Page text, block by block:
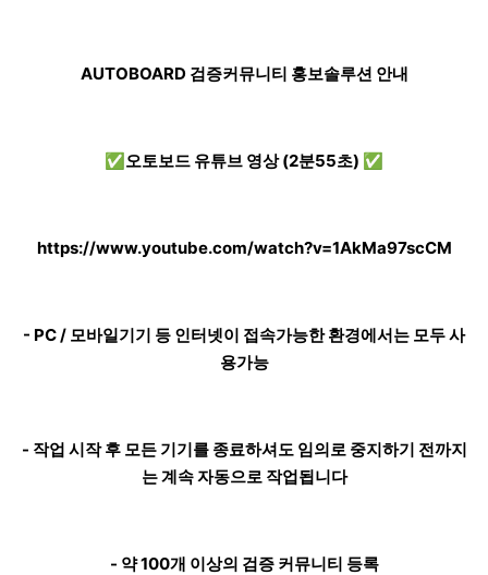
AUTOBOARD 검증커뮤니티 홍보솔루션 안내
✅오토보드 유튜브 영상 (2분55초) ✅
https://www.youtube.com/watch?v=1AkMa97scCM
- PC / 모바일기기 등 인터넷이 접속가능한 환경에서는 모두 사
용가능
- 작업 시작 후 모든 기기를 종료하셔도 임의로 중지하기 전까지
는 계속 자동으로 작업됩니다
- 약 100개 이상의 검증 커뮤니티 등록